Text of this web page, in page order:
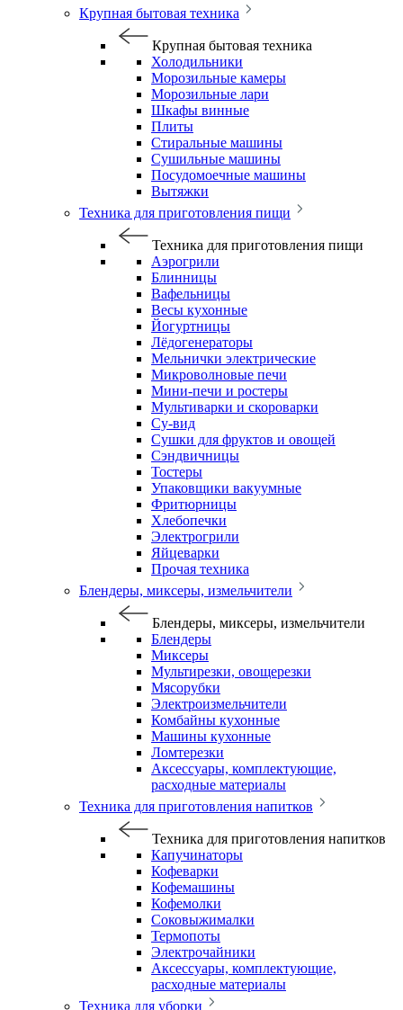
Крупная бытовая техника
Крупная бытовая техника
Холодильники
Морозильные камеры
Морозильные лари
Шкафы винные
Плиты
Стиральные машины
Сушильные машины
Посудомоечные машины
Вытяжки
Техника для приготовления пищи
Техника для приготовления пищи
Аэрогрили
Блинницы
Вафельницы
Весы кухонные
Йогуртницы
Лёдогенераторы
Мельнички электрические
Микроволновые печи
Мини-печи и ростеры
Мультиварки и скороварки
Су-вид
Сушки для фруктов и овощей
Сэндвичницы
Тостеры
Упаковщики вакуумные
Фритюрницы
Хлебопечки
Электрогрили
Яйцеварки
Прочая техника
Блендеры, миксеры, измельчители
Блендеры, миксеры, измельчители
Блендеры
Миксеры
Мультирезки, овощерезки
Мясорубки
Электроизмельчители
Комбайны кухонные
Машины кухонные
Ломтерезки
Аксессуары, комплектующие,
расходные материалы
Техника для приготовления напитков
Техника для приготовления напитков
Капучинаторы
Кофеварки
Кофемашины
Кофемолки
Соковыжималки
Термопоты
Электрочайники
Аксессуары, комплектующие,
расходные материалы
Техника для уборки